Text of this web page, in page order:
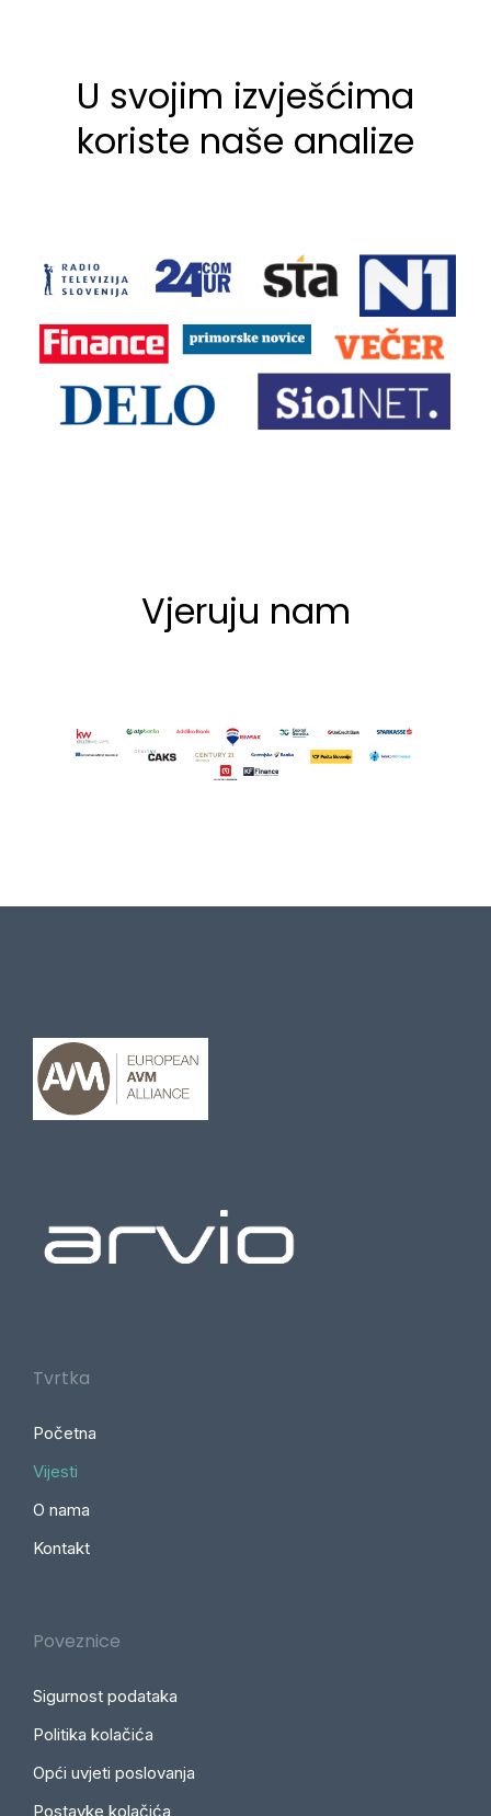
U svojim izvješćima
koriste naše analize
Vjeruju nam
Tvrtka
Početna
Vijesti
O nama
Kontakt
Poveznice
Sigurnost podataka
Politika kolačića
Opći uvjeti poslovanja
Postavke kolačića